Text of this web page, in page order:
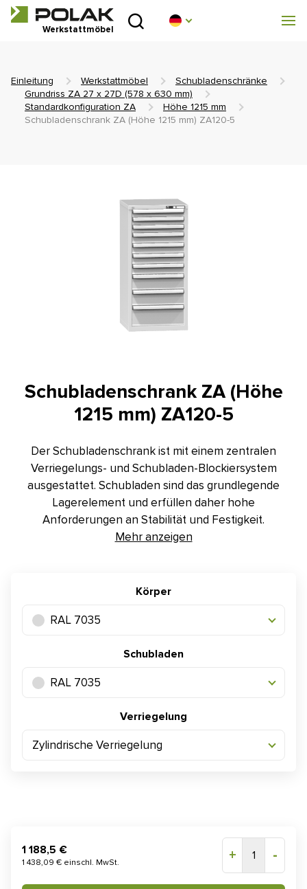
Werkstattmöbel
Einleitung
Über uns
Zum Herunterladen
Realisierung
Handelsnetz
Kontakt
Einleitung Werkstattmöbel
Schubladenschränke
Grundriss ZA 27 x 27D (578 x 630 mm)
Standardkonfiguration ZA
Höhe 1215 mm
Schubladenschrank ZA (Höhe 1215 mm) ZA120-5
Schubladenschrank ZA (Höhe
1215 mm) ZA120-5
Der Schubladenschrank ist mit einem zentralen
Verriegelungs- und Schubladen-Blockiersystem
ausgestattet. Schubladen sind das grundlegende
Lagerelement und erfüllen daher hohe
Anforderungen an Stabilität und Festigkeit.
Mehr anzeigen
Körper
RAL 7035
Schubladen
RAL 7035
Verriegelung
Zylindrische Verriegelung
1 188,5 €
1 438,09 € einschl. MwSt. + 1 -